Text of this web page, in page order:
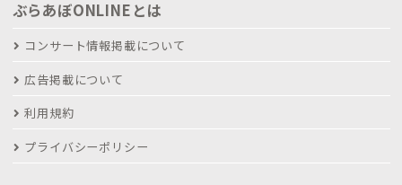
ぶらあぼONLINEとは
コンサート情報掲載について
広告掲載について
利用規約
プライバシーポリシー